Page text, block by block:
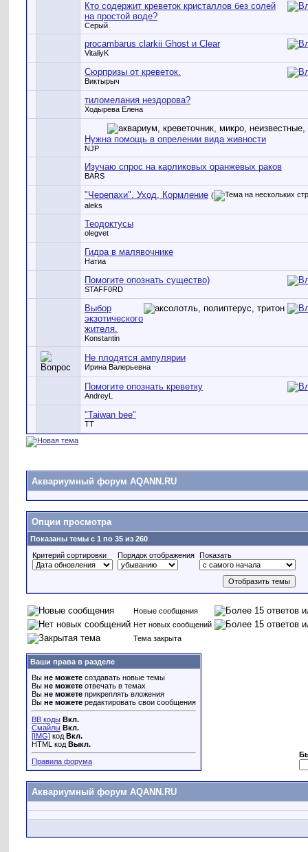
Кто содержит креветок кристаллов без солей
на простой воде?
Серый
procambarus clarkii Ghost и Clear
VitaliyK
Сюрпризы от креветок.
Виктырыч
тиломелания нездорова?
Ходырева Елена
Нужна помощь в опрелении вида живности
NJP
Изучаю спрос на карликовых оранжевых раков
BARS
"Черепахи". Уход, Кормление (
aleks
Теодоктусы
olegvet
Гидра в малявочнике
Натиа
Помогите опознать существо)
STAFF0RD
Выбор
экзотического
жителя.
Konstantin
Не плодятся ампулярии
Ирина Валерьевна
Помогите опознать креветку
AndreyL
"Taiwan bee"
TT
Аквариумный форум AQANN.RU
Опции просмотра
Показаны темы с 1 по 35 из 260
Критерий сортировки
Порядок отображения Показать
Новые сообщения
Нет новых сообщений
Тема закрыта
Ваши права в разделе
Вы не можете создавать новые темы
Вы не можете отвечать в темах
Вы не можете прикреплять вложения
Вы не можете редактировать свои сообщения
BB коды Вкл.
Смайлы Вкл.
[IMG] код Вкл.
HTML код Выкл.
Правила форума
Аквариумный форум AQANN.RU